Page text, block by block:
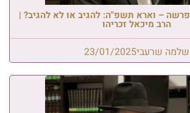
– וארא תשפ"ה: להגיב או לא להגיב? |
הרב מיכאל זכריהו
שלמה שרעבי23/01/2025